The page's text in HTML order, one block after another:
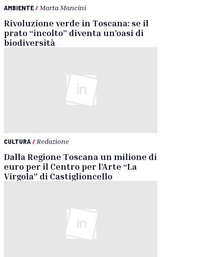
AMBIENTE/ Marta Mancini
Rivoluzione verde in Toscana: se il
prato “incolto” diventa un’oasi di
biodiversità
CULTURA/ Redazione
Dalla Regione Toscana un milione di
euro per il Centro per l’Arte “La
Virgola” di Castiglioncello